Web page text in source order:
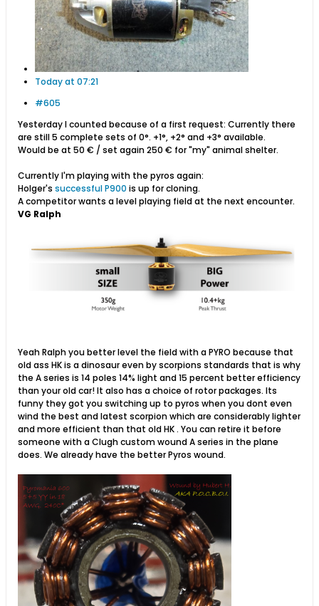
Today at 07:21
#605
Yesterday I counted because of a first request: Currently there
are still 5 complete sets of 0°. +1°, +2° and +3° available.
Would be at 50 € / set again 250 € for "my" animal shelter.
Currently I'm playing with the pyros again:
Holger's successful P900 is up for cloning.
A competitor wants a level playing field at the next encounter.
VG Ralph
Yeah Ralph you better level the field with a PYRO because that
old ass HK is a dinosaur even by scorpions standards that is why
the A series is 14 poles 14% light and 15 percent better efficiency
than your old car! It also has a choice of rotor packages. Its
funny they got you switching up to pyros when you dont even
wind the best and latest scorpion which are considerably lighter
and more efficient than that old HK . You can retire it before
someone with a Clugh custom wound A series in the plane
does. We already have the better Pyros wound.